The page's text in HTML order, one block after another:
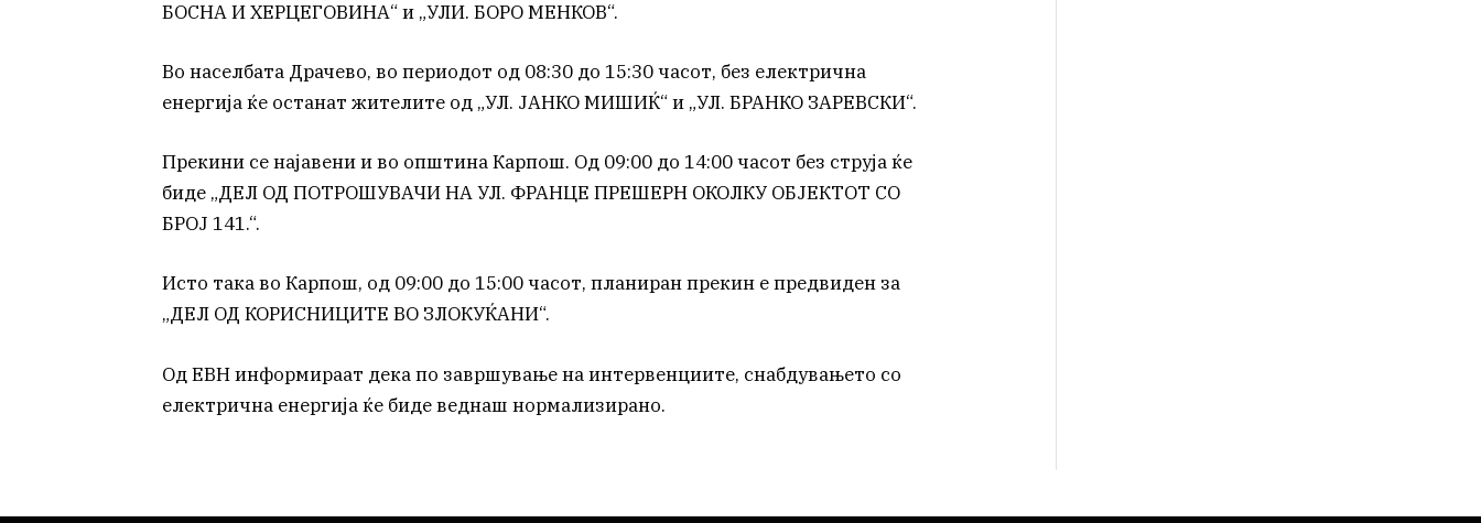
БОСНА И ХЕРЦЕГОВИНА“ и „УЛИ. БОРО МЕНКОВ“.
Во населбата Драчево, во периодот од 08:30 до 15:30 часот, без електрична
енергија ќе останат жителите од „УЛ. ЈАНКО МИШИЌ“ и „УЛ. БРАНКО ЗАРЕВСКИ“.
Прекини се најавени и во општина Карпош. Од 09:00 до 14:00 часот без струја ќе
биде „ДЕЛ ОД ПОТРОШУВАЧИ НА УЛ. ФРАНЦЕ ПРЕШЕРН ОКОЛКУ ОБЈЕКТОТ СО
БРОЈ 141.“.
Исто така во Карпош, од 09:00 до 15:00 часот, планиран прекин е предвиден за
„ДЕЛ ОД КОРИСНИЦИТЕ ВО ЗЛОКУЌАНИ“.
Од ЕВН информираат дека по завршување на интервенциите, снабдувањето со
електрична енергија ќе биде веднаш нормализирано.